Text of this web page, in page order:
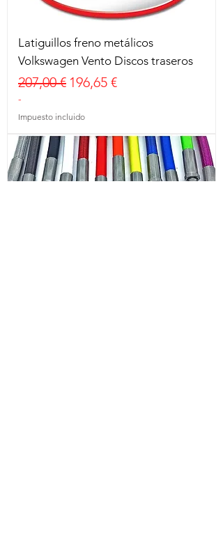
Latiguillos freno metálicos
Volkswagen Vento Discos traseros
Precio
207,00 € Precio de oferta
196,65 €
-
Impuesto incluido